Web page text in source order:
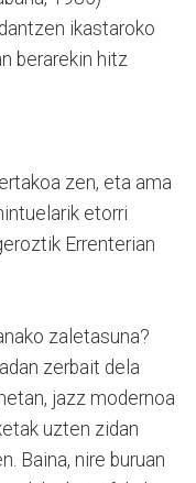
ikastaroko
berarekin hitz
zen, eta ama
etorri
Errenterian
zaletasuna?
zerbait dela
jazz modernoa
uzten zidan
Baina, nire buruan